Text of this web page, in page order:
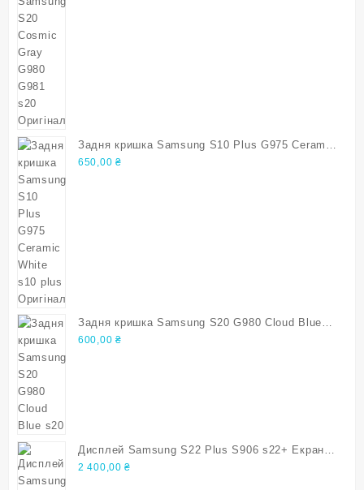
Задня кришка Samsung S10 Plus G975 Ceramic
White s10 plus Оригінал
650,00 ₴
Задня кришка Samsung S20 G980 Cloud Blue
s20
600,00 ₴
Дисплей Samsung S22 Plus S906 s22+ Екран з
дефектом
2 400,00₴